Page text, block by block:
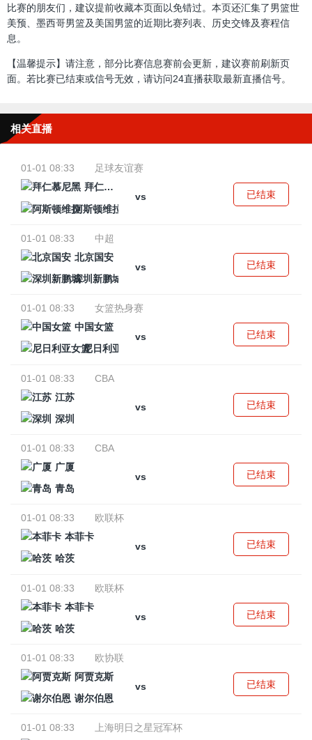
比赛的朋友们，建议提前收藏本页面以免错过。本页还汇集了男篮世
美预、墨西哥男篮及美国男篮的近期比赛列表、历史交锋及赛程信
息。
【温馨提示】请注意，部分比赛信息赛前会更新，建议赛前刷新页
面。若比赛已结束或信号无效，请访问24直播获取最新直播信号。
相关直播
01-01 08:33
足球友谊赛
拜仁慕尼黑
vs
阿斯顿维拉
已结束
01-01 08:33
中超
北京国安
vs
深圳新鹏城
已结束
01-01 08:33
女篮热身赛
中国女篮
vs
尼日利亚女篮
已结束
01-01 08:33
CBA
江苏
vs
深圳
已结束
01-01 08:33
CBA
广厦
vs
青岛
已结束
01-01 08:33
欧联杯
本菲卡
vs
哈茨
已结束
01-01 08:33
欧联杯
本菲卡
vs
哈茨
已结束
01-01 08:33
欧协联
阿贾克斯
vs
谢尔伯恩
已结束
01-01 08:33
上海明日之星冠军杯